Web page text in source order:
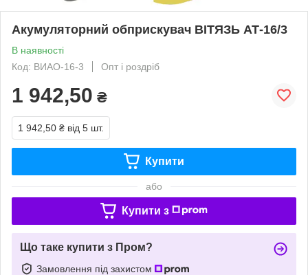
Акумуляторний обприскувач ВІТЯЗЬ АТ-16/3
В наявності
Код: ВИАО-16-3
Опт і роздріб
1 942,50 ₴
1 942,50 ₴ від 5 шт.
Купити
або
Купити з
Що таке купити з Пром?
Замовлення під захистом